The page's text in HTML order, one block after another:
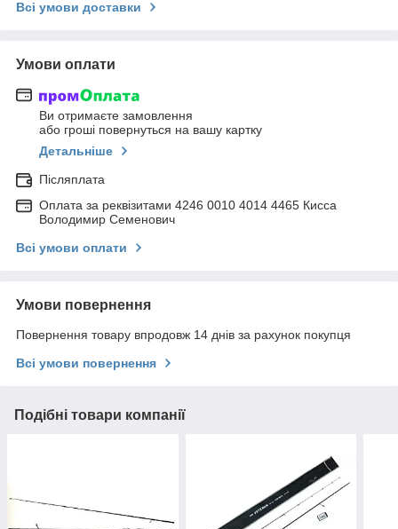
Всі умови доставки
Умови оплати
Ви отримаєте замовлення
або гроші повернуться на вашу картку
Детальніше
Післяплата
Оплата за реквізитами 4246 0010 4014 4465 Кисса
Володимир Семенович
Всі умови оплати
Умови повернення
Повернення товару впродовж 14 днів за рахунок покупця
Всі умови повернення
Подібні товари компанії